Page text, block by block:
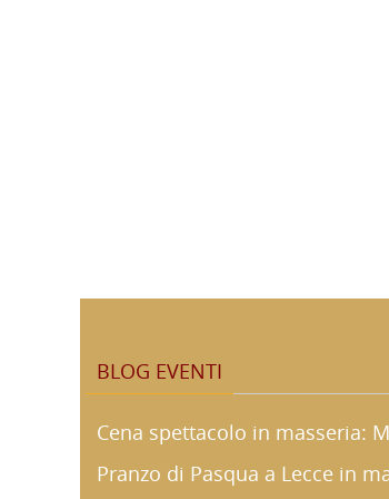
BLOG EVENTI
Cena spettacolo in masseria:
Pranzo di Pasqua a Lecce in